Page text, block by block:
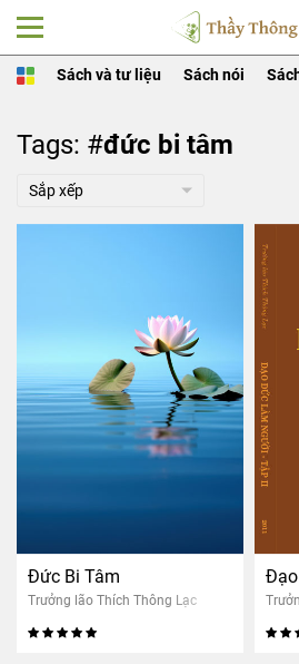
Sách và tư liệu Sách nói
Tags: #đức bi tâm
Đức Bi Tâm
Trưởng lão Thích Thông Lạc
Đạo